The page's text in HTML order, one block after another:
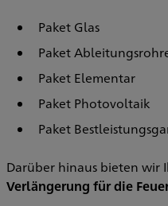
Paket Glas
Paket
Paket Elementar
Paket Photovoltaik
Paket
Darüber hinaus bieten wir
Verlängerung für die